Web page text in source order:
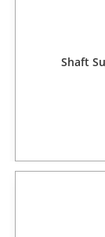
Shaft